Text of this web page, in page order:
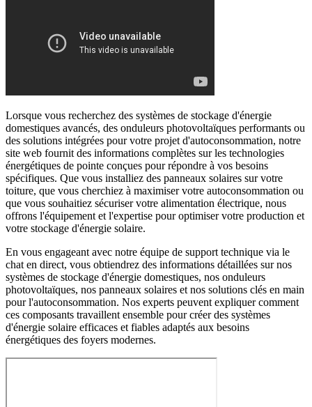
Lorsque vous recherchez des systèmes de stockage d'énergie
domestiques avancés, des onduleurs photovoltaïques performants ou
des solutions intégrées pour votre projet d'autoconsommation, notre
site web fournit des informations complètes sur les technologies
énergétiques de pointe conçues pour répondre à vos besoins
spécifiques. Que vous installiez des panneaux solaires sur votre
toiture, que vous cherchiez à maximiser votre autoconsommation ou
que vous souhaitiez sécuriser votre alimentation électrique, nous
offrons l'équipement et l'expertise pour optimiser votre production et
votre stockage d'énergie solaire.
En vous engageant avec notre équipe de support technique via le
chat en direct, vous obtiendrez des informations détaillées sur nos
systèmes de stockage d'énergie domestiques, nos onduleurs
photovoltaïques, nos panneaux solaires et nos solutions clés en main
pour l'autoconsommation. Nos experts peuvent expliquer comment
ces composants travaillent ensemble pour créer des systèmes
d'énergie solaire efficaces et fiables adaptés aux besoins
énergétiques des foyers modernes.